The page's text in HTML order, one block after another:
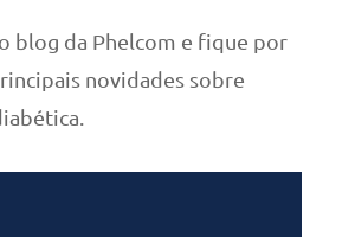
blog da Phelcom e fique por
novidades sobre